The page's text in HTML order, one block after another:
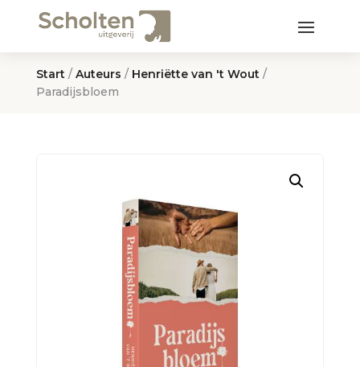
Start / Auteurs / Henriëtte van 't Wout /
Paradijsbloem